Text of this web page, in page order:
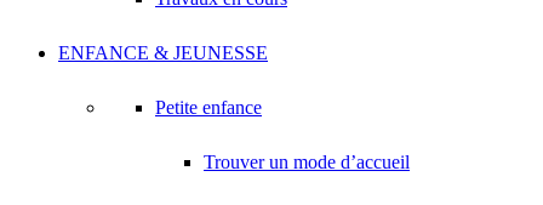
ENFANCE & JEUNESSE
Petite enfance
Trouver un mode d’accueil